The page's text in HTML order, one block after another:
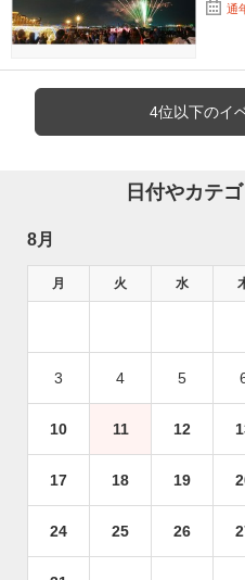
通
4位以下のイ
日付やカテ
8月
月 火 水
3 4 5
10 11 12
17 18 19
24 25 26